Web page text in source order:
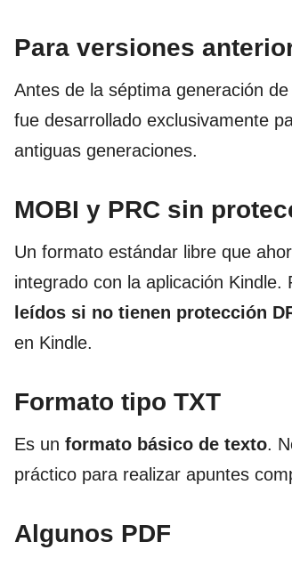
Para versiones
Antes de la séptima generación
fue desarrollado exclusivamente
antiguas generaciones.
MOBI y PRC sin
Un formato estándar libre que
integrado con la aplicación
leídos si no tienen protección
en Kindle.
Formato tipo TXT
Es un formato básico de texto.
práctico para realizar apuntes
Algunos PDF